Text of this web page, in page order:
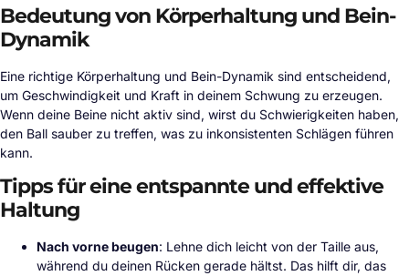
Bedeutung von Körperhaltung und Bein-
Dynamik
Eine richtige Körperhaltung und Bein-Dynamik sind entscheidend,
um Geschwindigkeit und Kraft in deinem Schwung zu erzeugen.
Wenn deine Beine nicht aktiv sind, wirst du Schwierigkeiten haben,
den Ball sauber zu treffen, was zu inkonsistenten Schlägen führen
kann.
Tipps für eine entspannte und effektive
Haltung
Nach vorne beugen: Lehne dich leicht von der Taille aus,
während du deinen Rücken gerade hältst. Das hilft dir, das